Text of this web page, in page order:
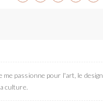
passionne pour l'art, le design,
culture.